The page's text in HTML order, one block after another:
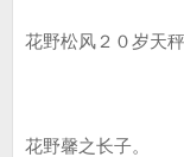
花野松风２０岁天
花野馨之长子。